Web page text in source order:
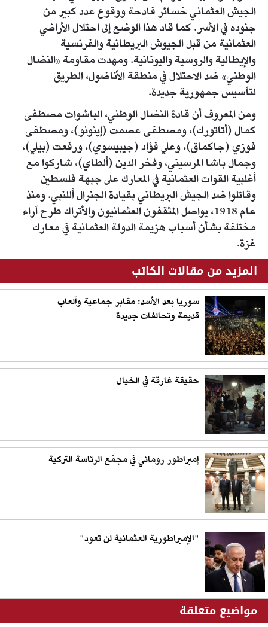
الجيش العثماني خسائر فادحة ووقوع عدد كبير من
جنوده في الأسر. كما قاد هذا الوضع إلى احتلال الأراضي
العثمانية من قبل الجيوش البريطانية والفرنسية
والإيطالية والروسية واليونانية. ومهدت مقاومة «النضال
الوطني» ضد الاحتلال في منطقة الأناضول، الطريق
لتأسيس جمهورية جديدة.
ومن المعروف أن قادة النضال الوطني، الباشوات مصطفى
كمال (أتاتورك)، ومصطفى عصمت (إينونو)، ومصطفى
فوزي (جاكماق)، وعلي فؤاد (جيبيسوي)، ورفعت (بيلي)،
وجمال باشا المرسيني، وفخر الدين (ألطاي)، شاركوا مع
أغلبية القوات العثمانية في المعارك على جبهة فلسطين
وقاتلوا ضد الجيش البريطاني بقيادة الجنرال أللنبي. ومنذ
عام 1918، يواصل المثقفون العثمانيون والأتراك طرح آراء
مختلفة بشأن أسباب هزيمة الدولة العثمانية في معارك
غزة.
المزيد من مقالات الكاتب
سوريا بعد الأسد: مقابر جماعية وألعاب
قديمة وتحالفات جديدة
حقيقة غارقة في الخيال
إمبراطور روماني في مجمّع الرئاسة التركية
"الإمبراطورية العثمانية لن تعود"
مواضيع متعلقة